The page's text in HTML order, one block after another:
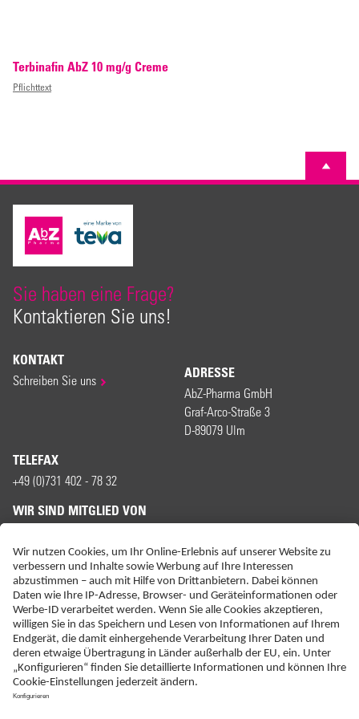
Terbinafin AbZ 10 mg/g Creme
Pflichttext
Sie haben eine Frage?
Kontaktieren Sie uns!
KONTAKT
Schreiben Sie uns ADRESSE
AbZ-Pharma GmbH
Graf-Arco-Straße 3
D-89079 Ulm
TELEFAX
+49 (0)731 402 - 78 32
WIR SIND MITGLIED VON
ERKLÄRUNG ZUR BARRIEREFREIHEIT
IMPRESSUM
KONTAKT
NEBENWIRKUNGSANZEIGEN